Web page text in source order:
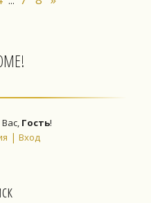
, Гость!
| Вход